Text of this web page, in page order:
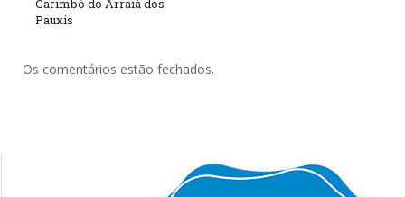
Carimbó do Arraiá dos
Pauxis
Os comentários estão fechados.